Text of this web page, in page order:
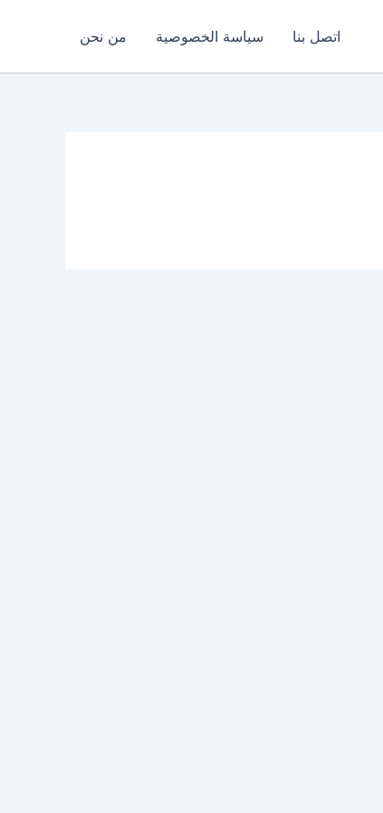
اتصل بنا سياسة الخصوصية من نحن